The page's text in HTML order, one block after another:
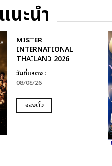
แนะนำ
MISTER
INTERNATIONAL
THAILAND 2026
วันที่แสดง :
08/08/26
จองตั๋ว